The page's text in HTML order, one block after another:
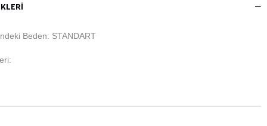
Beden: STANDART